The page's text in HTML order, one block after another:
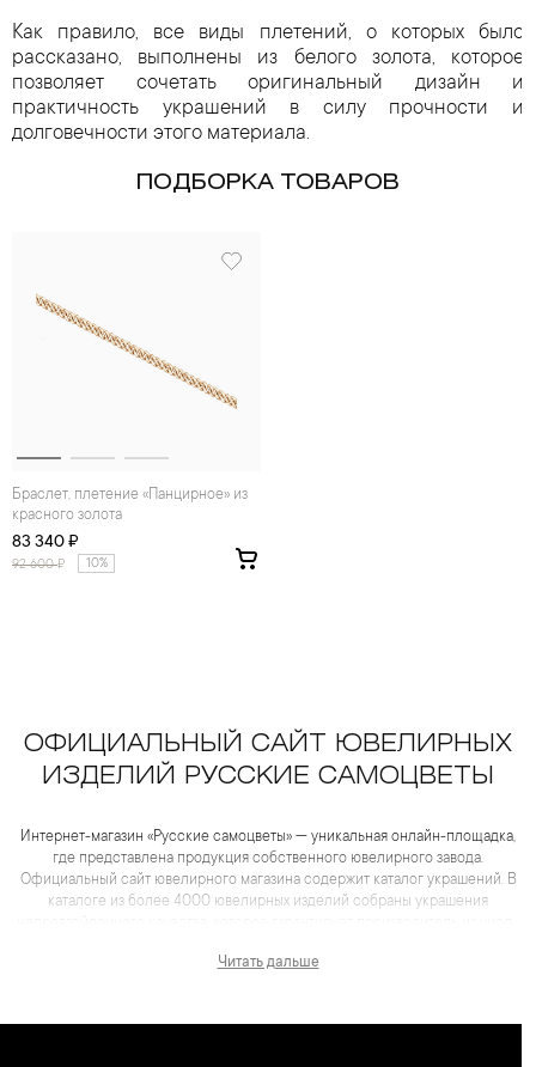
Как правило, все виды плетений, о которых было
рассказано, выполнены из белого золота, которое
позволяет сочетать оригинальный дизайн и
практичность украшений в силу прочности и
долговечности этого материала.
ПОДБОРКА ТОВАРОВ
Браслет, плетение «Панцирное» из
красного золота
83 340 ₽
92 600₽ 10%
ОФИЦИАЛЬНЫЙ САЙТ ЮВЕЛИРНЫХ
ИЗДЕЛИЙ РУССКИЕ САМОЦВЕТЫ
Интернет-магазин «Русские самоцветы» — уникальная онлайн-площадка,
где представлена продукция собственного ювелирного завода.
Официальный сайт ювелирного магазина содержит каталог украшений. В
каталоге из более 4000 ювелирных изделий собраны украшения
качественные фотографии и видеоматериалы, но и
Читать дальше